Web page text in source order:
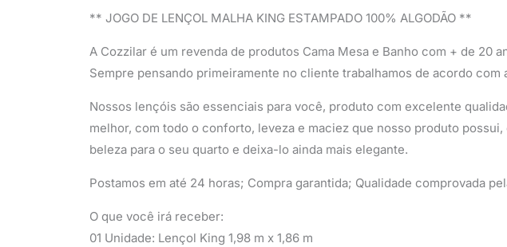
** JOGO DE LENÇOL MALHA KING ESTAMPADO 100% ALGODÃO **
A Cozzilar é um revenda de produtos Cama Mesa e Banho com + de 20
Sempre pensando primeiramente no cliente trabalhamos de acordo com
Nossos lençóis são essenciais para você, produto com excelente
melhor, com todo o conforto, leveza e maciez que nosso produto
beleza para o seu quarto e deixa-lo ainda mais elegante.
Postamos em até 24 horas; Compra garantida; Qualidade comprovada
O que você irá receber:
01 Unidade: Lençol King 1,98 m x 1,86 m